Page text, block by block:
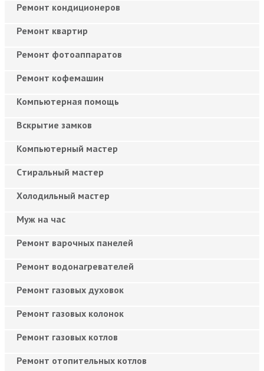
Ремонт кондиционеров
Ремонт квартир
Ремонт фотоаппаратов
Ремонт кофемашин
Компьютерная помощь
Вскрытие замков
Компьютерный мастер
Cтиральный мастер
Холодильный мастер
Муж на час
Ремонт варочных панелей
Ремонт водонагревателей
Ремонт газовых духовок
Ремонт газовых колонок
Ремонт газовых котлов
Ремонт отопительных котлов